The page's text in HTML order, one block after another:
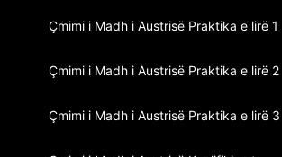
Çmimi i Madh i Austrisë Praktika e lirë 1
Çmimi i Madh i Austrisë Praktika e lirë 2
Çmimi i Madh i Austrisë Praktika e lirë 3